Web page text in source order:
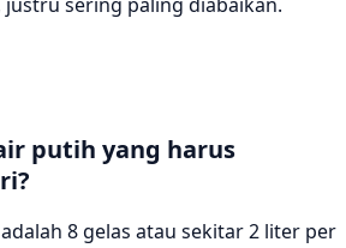
putih yang harus
8 gelas atau sekitar 2 liter per